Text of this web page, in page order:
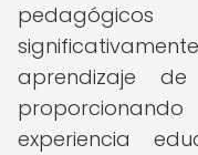
aprendizaje
experiencia